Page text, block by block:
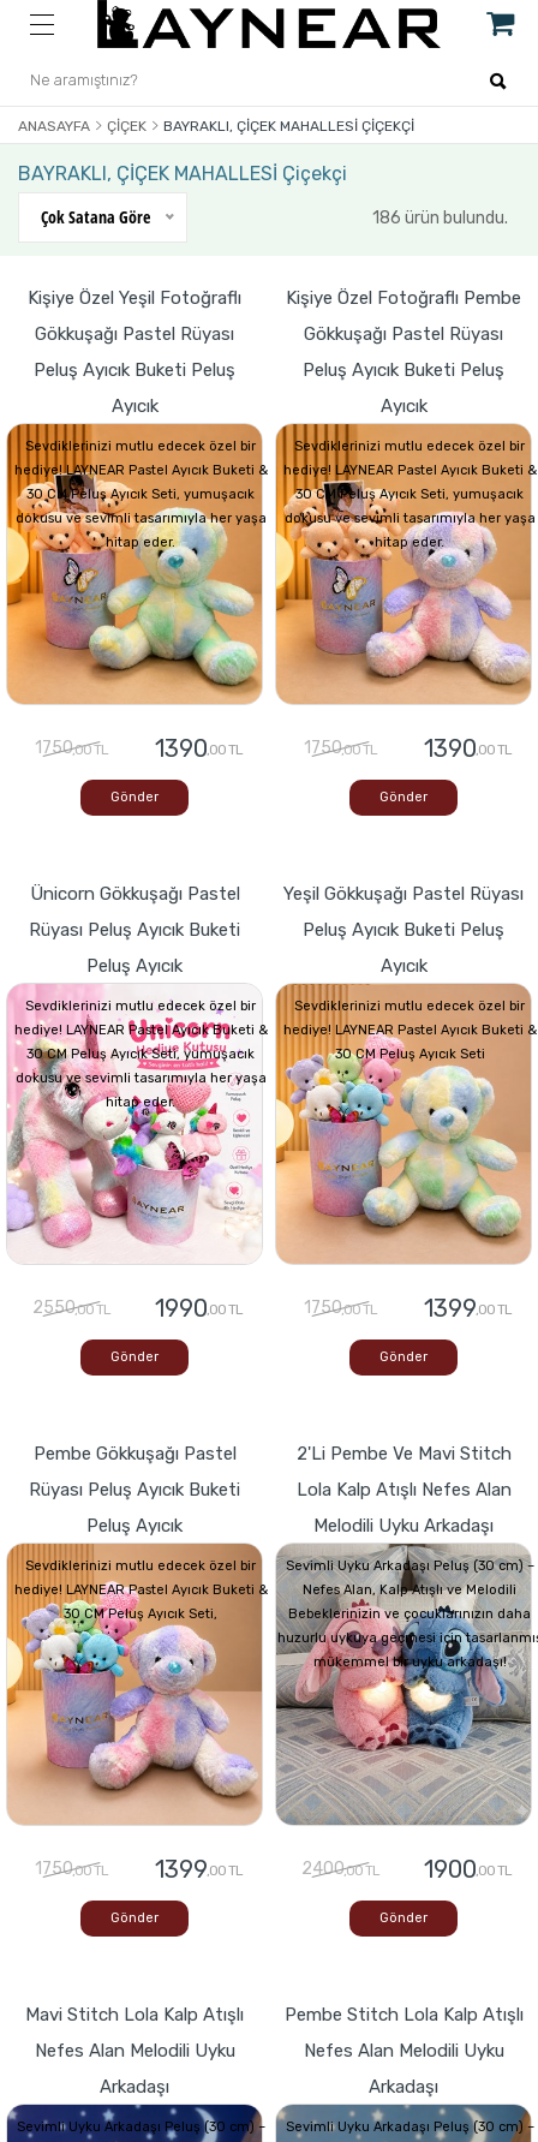
ANASAYFA ÇIÇEK BAYRAKLI, ÇİÇEK MAHALLESİ ÇIÇEKÇI
BAYRAKLI, ÇİÇEK MAHALLESİ Çiçekçi
Çok Satana Göre
186 ürün bulundu.
Kişiye Özel Yeşil Fotoğraflı
Gökkuşağı Pastel Rüyası
Peluş Ayıcık Buketi Peluş
Ayıcık
Sevdiklerinizi mutlu edecek özel bir
hediye! LAYNEAR Pastel Ayıcık Buketi &
30 CM Peluş Ayıcık Seti, yumuşacık
dokusu ve sevimli tasarımıyla her yaşa
hitap eder.
1750,00 TL 1390,00 TL
Gönder
Kişiye Özel Fotoğraflı Pembe
Gökkuşağı Pastel Rüyası
Peluş Ayıcık Buketi Peluş
Ayıcık
Sevdiklerinizi mutlu edecek özel bir
hediye! LAYNEAR Pastel Ayıcık Buketi &
30 CM Peluş Ayıcık Seti, yumuşacık
dokusu ve sevimli tasarımıyla her yaşa
hitap eder.
1750,00 TL 1390,00 TL
Gönder
Ünicorn Gökkuşağı Pastel
Rüyası Peluş Ayıcık Buketi
Peluş Ayıcık
Sevdiklerinizi mutlu edecek özel bir
hediye! LAYNEAR Pastel Ayıcık Buketi &
30 CM Peluş Ayıcık Seti, yumuşacık
dokusu ve sevimli tasarımıyla her yaşa
hitap eder.
2550,00 TL 1990,00 TL
Gönder
Yeşil Gökkuşağı Pastel Rüyası
Peluş Ayıcık Buketi Peluş
Ayıcık
Sevdiklerinizi mutlu edecek özel bir
hediye! LAYNEAR Pastel Ayıcık Buketi &
30 CM Peluş Ayıcık Seti
1750,00 TL 1399,00 TL
Gönder
Pembe Gökkuşağı Pastel
Rüyası Peluş Ayıcık Buketi
Peluş Ayıcık
Sevdiklerinizi mutlu edecek özel bir
hediye! LAYNEAR Pastel Ayıcık Buketi &
30 CM Peluş Ayıcık Seti,
1750,00 TL 1399,00 TL
Gönder
2'li Pembe Ve Mavi Stitch
Lola Kalp Atışlı Nefes Alan
Melodili Uyku Arkadaşı
Sevimli Uyku Arkadaşı Peluş (30 cm) –
Nefes Alan, Kalp Atışlı ve Melodili
Bebeklerinizin ve çocuklarınızın daha
huzurlu uykuya geçmesi için
mükemmel bir uyku arkadaşı!
2400,00 TL 1900,00 TL
Gönder
Mavi Stitch Lola Kalp Atışlı
Nefes Alan Melodili Uyku
Arkadaşı
Sevimli Uyku Arkadaşı Peluş (30 cm) –
Pembe Stitch Lola Kalp Atışlı
Nefes Alan Melodili Uyku
Arkadaşı
Sevimli Uyku Arkadaşı Peluş (30 cm) –